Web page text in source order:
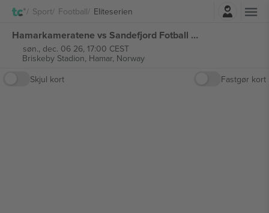
Sport Football Eliteserien
Hamarkameratene vs Sandefjord Fotball Eliteserien billetter
søn., dec. 06 26, 17:00 CEST
Briskeby Stadion, Hamar, Norway
Skjul kort
Fastgør kort